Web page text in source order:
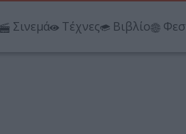
Σινεμά Τέχνες Βιβλίο